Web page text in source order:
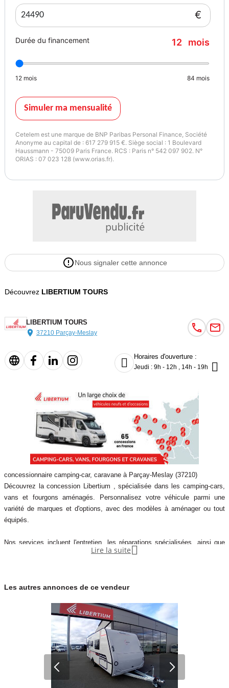
€
Durée du financement 12 mois
12 mois 84 mois
Simuler ma mensualité
Cetelem est une marque de BNP Paribas Personal Finance, Société
Anonyme au capital de : 617 279 915 €. Siège social : 1 Boulevard
Haussmann - 75009 Paris France. RCS : Paris n° 542 097 902. N°
ORIAS : 07 023 128 (www.orias.fr).
Nous signaler cette annonce
Découvrez LIBERTIUM TOURS
LIBERTIUM TOURS
37210 Parçay-Meslay
 Horaires d'ouverture :
Jeudi : 9h - 12h , 14h - 19h 
concessionnaire camping-car, caravane à Parçay-Meslay (37210)
Découvrez la concession Libertium , spécialisée dans les camping-cars,
vans et fourgons aménagés. Personnalisez votre véhicule parmi une
variété de marques et d'options, avec des modèles à aménager ou tout
équipés.
Nos services incluent l'entretien, les réparations spécialisées, ainsi que
des conseils sur le financement et l'assurance. Profitez de notre proximité
Lire la suite 
Les autres annonces de ce vendeur